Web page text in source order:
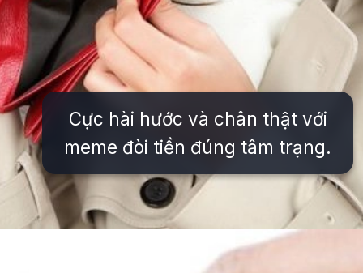
Cực hài hước và chân thật với
meme đòi tiền đúng tâm trạng.
https://issiloo.edu.vn/meme-het-tien